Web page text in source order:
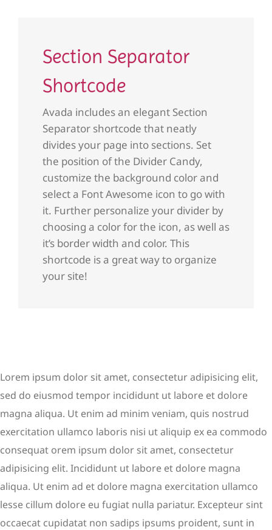
Section Separator
Shortcode
Avada includes an elegant Section
Separator shortcode that neatly
divides your page into sections. Set
the position of the Divider Candy,
customize the background color and
select a Font Awesome icon to go with
it. Further personalize your divider by
choosing a color for the icon, as well as
it’s border width and color. This
shortcode is a great way to organize
your site!
Lorem ipsum dolor sit amet, consectetur adipisicing elit,
sed do eiusmod tempor incididunt ut labore et dolore
magna aliqua. Ut enim ad minim veniam, quis nostrud
exercitation ullamco laboris nisi ut aliquip ex ea commodo
consequat orem ipsum dolor sit amet, consectetur
adipisicing elit. Incididunt ut labore et dolore magna
aliqua. Ut enim ad et dolore magna exercitation ullamco
lesse cillum dolore eu fugiat nulla pariatur. Excepteur sint
occaecat cupidatat non sadips ipsums proident, sunt in